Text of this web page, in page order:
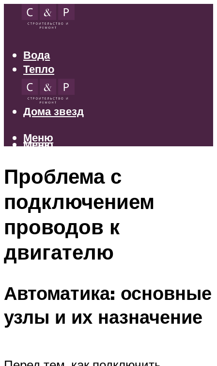
Вода
Тепло
Электрика
Свет
Дома звезд
Меню
Меню
Проблема с
подключением
проводов к
двигателю
Автоматика: основные
узлы и их назначение